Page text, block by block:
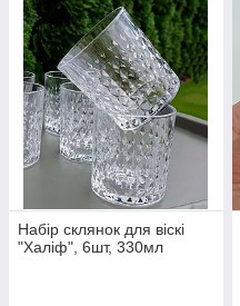
Набір склянок для віскі
"Халіф", 6шт, 330мл